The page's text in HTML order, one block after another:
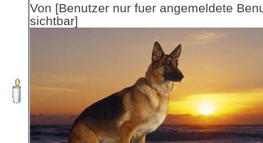
Von [Benutzer nur fuer angemeldete
sichtbar]